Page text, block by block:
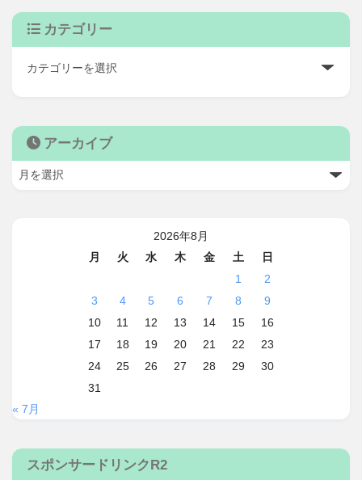
カテゴリー
アーカイブ
2026年8月
月
火 水 木 金 土
日
1
2
3
4 5 6 7 8
9
10
11 12 13 14 15
16
17
18 19 20 21 22
23
24
25 26 27 28 29
30
31
« 7月
スポンサードリンクR2